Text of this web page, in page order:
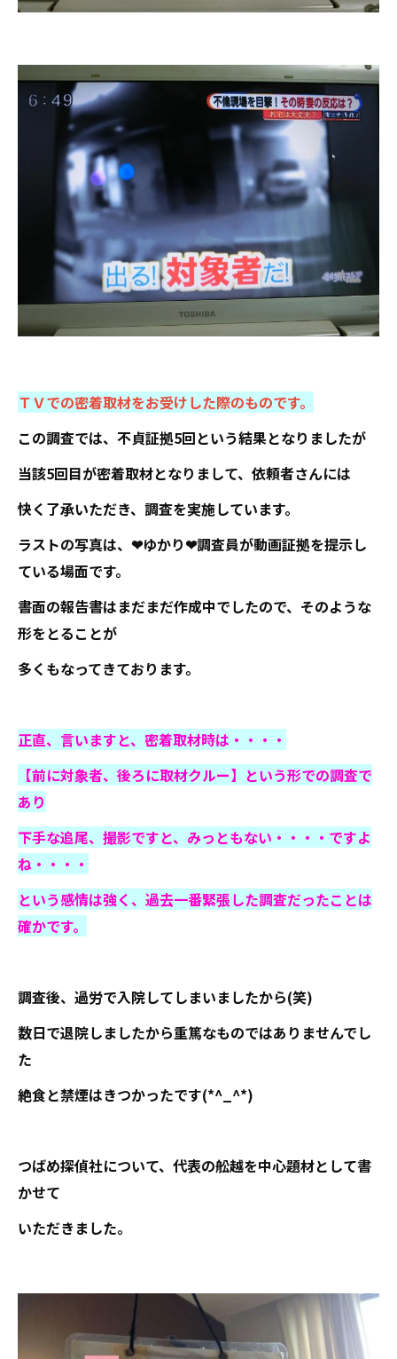
ＴＶでの密着取材をお受けした際のものです。
この調査では、不貞証拠5回という結果となりましたが
当該5回目が密着取材となりまして、依頼者さんには
快く了承いただき、調査を実施しています。
ラストの写真は、❤ゆかり❤調査員が動画証拠を提示し
ている場面です。
書面の報告書はまだまだ作成中でしたので、そのような
形をとることが
多くもなってきております。
正直、言いますと、密着取材時は・・・・
【前に対象者、後ろに取材クルー】という形での調査で
あり
下手な追尾、撮影ですと、みっともない・・・・ですよ
ね・・・・
という感情は強く、過去一番緊張した調査だったことは
確かです。
調査後、過労で入院してしまいましたから(笑)
数日で退院しましたから重篤なものではありませんでし
た
絶食と禁煙はきつかったです(*^_^*)
つばめ探偵社について、代表の舩越を中心題材として書
かせて
いただきました。